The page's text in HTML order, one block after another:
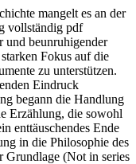
mangelt es an der
vollständig pdf
und beunruhigender
Fokus auf die
zu unterstützen.
Eindruck
begann die Handlung
Erzählung, die sowohl
enttäuschendes Ende
in die Philosophie des
Grundlage (Not in series